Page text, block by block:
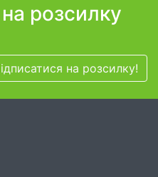
розсилку
на розсилку!